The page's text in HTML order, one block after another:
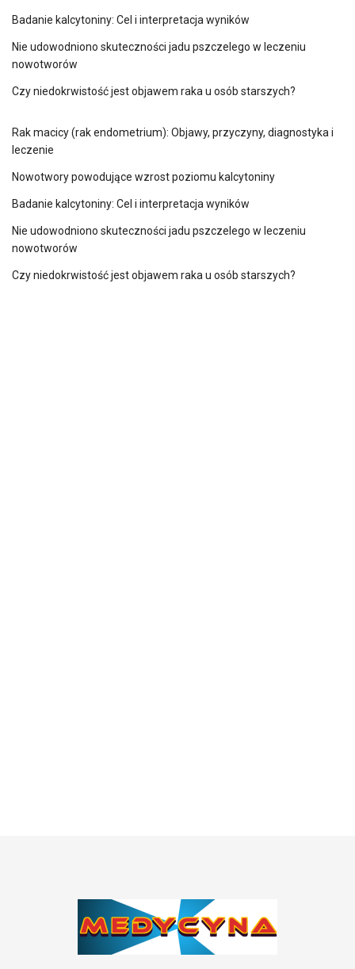
Badanie kalcytoniny: Cel i interpretacja wyników
Nie udowodniono skuteczności jadu pszczelego w leczeniu
nowotworów
Czy niedokrwistość jest objawem raka u osób starszych?
Rak macicy (rak endometrium): Objawy, przyczyny, diagnostyka i
leczenie
Nowotwory powodujące wzrost poziomu kalcytoniny
Badanie kalcytoniny: Cel i interpretacja wyników
Nie udowodniono skuteczności jadu pszczelego w leczeniu
nowotworów
Czy niedokrwistość jest objawem raka u osób starszych?